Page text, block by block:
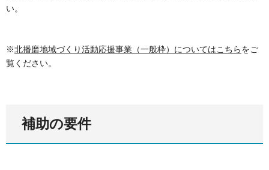
い。
※北播磨地域づくり活動応援事業（一般枠）についてはこちらをご
覧ください。
補助の要件